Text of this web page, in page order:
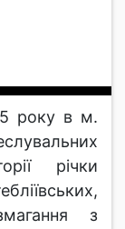
року в м.
річки
з